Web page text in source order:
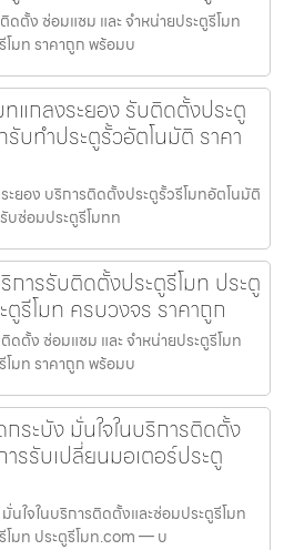
ตั้ง ซ่อมแซม และ จำหน่ายประตูรีโมท
โมท ราคาถูก พร้อมบ
แกลงระยอง รับติดตั้งประตู
บทำประตูรั้วอัตโนมัติ ราคา
ยอง บริการติดตั้งประตูรั้วรีโมทอัตโนมัติ
บซ่อมประตูรีโมทท
การรับติดตั้งประตูรีโมท ประตู
รีโมท ครบวงจร ราคาถูก
ตั้ง ซ่อมแซม และ จำหน่ายประตูรีโมท
โมท ราคาถูก พร้อมบ
ระบัง มั่นใจในบริการติดตั้ง
ารรับเปลี่ยนมอเตอร์ประตู
นใจในบริการติดตั้งและซ่อมประตูรีโมท
โมท ประตูรีโมท.com — บ